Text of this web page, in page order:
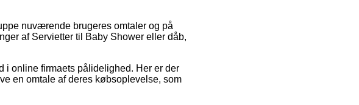
nuværende brugeres omtaler og på
af Servietter til Baby Shower eller dåb,
i online firmaets pålidelighed. Her er der
en omtale af deres købsoplevelse, som